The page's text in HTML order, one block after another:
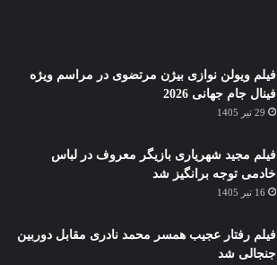
فیلم ویولن نوازی بیژن مرتضوی در مراسم ویژه
فینال جام جهانی 2026
29 تیر 1405
فیلم مجید شهریاری بازیگر معروف در لباس
خادمی توجه برانگیز شد
16 تیر 1405
فیلم رفتار عجیب همسر محمد نادری مقابل دوربین
جنجالی شد